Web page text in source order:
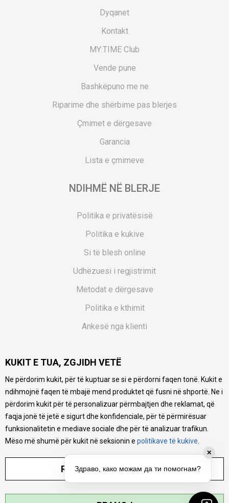
Dyqanet
Kontakt
MY:TIME Club
Vende pune
Bashkëpuno me ne
Riparime dhe shërbime pas blerjes
Çmimet e dërgesave
Garancia
Lista e çmimeve
NDIHMË NË BLERJE
Politika e privatësisë
Politika e kukive
Si të blesh online
Udhëzuesi i regjistrimit
Metodat e dërgesave
Politika e kthimit
Ankesë nga klienti
Pyetjet më të shpeshta
Ne bëjmë çmos që të ofrojmë një përshkrim sa më të saktë
të produkteve tona, ofrojmë edhe foto e çmimin, por nuk
mund të garantojmë që informacioni është i plotë e pa
gabime. Të gjitha produktet janë pjesë e portfolios sonë, por
kjo nuk do të thotë se janë në gjendje në çdo çast.
KUKIT E TUA, ZGJIDH VETË
Ne përdorim kukit, për të kuptuar se si e përdorni faqen tonë. Kukit e
ndihmojnë faqen të mbajë mend produktet që fusni në shportë. Ne i
përdorim kukit për të personalizuar përmbajtjen dhe reklamat, që
faqja jonë të jetë e sigurt dhe konfidenciale, për të përmirësuar
funksionalitetin e mediave sociale dhe për të analizuar trafikun.
Mëso më shumë për kukit në seksionin e politikave të kukive
RREGULLO PARAMETRAT
✕
Здраво, како можам да ти помогнам?